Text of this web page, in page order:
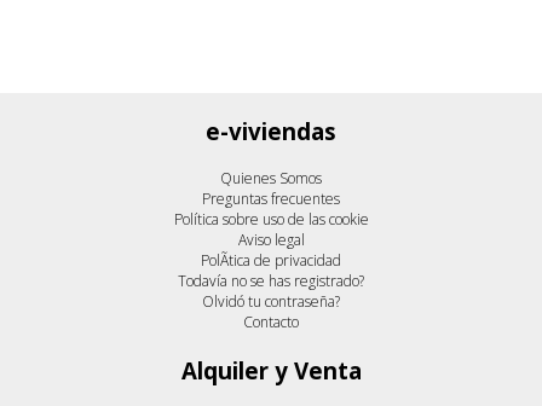
e-viviendas
Quienes Somos
Preguntas frecuentes
Política sobre uso de las cookie
Aviso legal
PolÃ­tica de privacidad
Todavía no se has registrado?
Olvidó tu contraseña?
Contacto
Alquiler y Venta